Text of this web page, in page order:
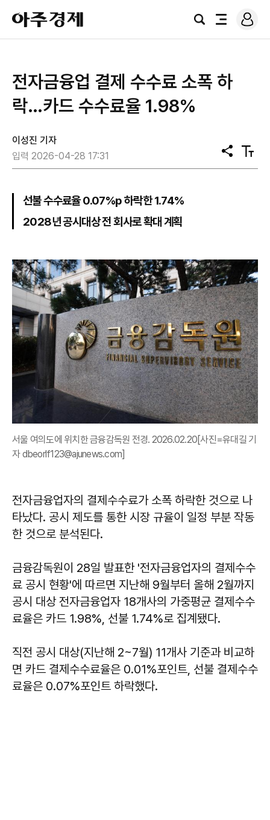
아
주
경
검
전
로
그
전자금융업 결제 수수료 소폭 하
락…카드 수수료율 1.98%
이성진 기자
입력 2026-04-28 17:31
공
유
텍
스
선불 수수료율 0.07%p 하락한 1.74%
2028년 공시대상 전 회사로 확대 계획
서울 여의도에 위치한 금융감독원 전경. 2026.02.20[사진=유대길 기
자 dbeorlf123@ajunews.com]
전자금융업자의 결제수수료가 소폭 하락한 것으로 나
타났다. 공시 제도를 통한 시장 규율이 일정 부분 작동
한 것으로 분석된다.
금융감독원이 28일 발표한 '전자금융업자의 결제수수
료 공시 현황'에 따르면 지난해 9월부터 올해 2월까지
공시 대상 전자금융업자 18개사의 가중평균 결제수수
료율은 카드 1.98%, 선불 1.74%로 집계됐다.
직전 공시 대상(지난해 2~7월) 11개사 기준과 비교하
면 카드 결제수수료율은 0.01%포인트, 선불 결제수수
료율은 0.07%포인트 하락했다.